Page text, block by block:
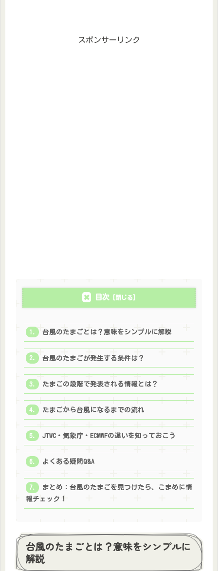
スポンサーリンク
目次
台風のたまごとは？意味をシンプルに解説
台風のたまごが発生する条件は？
たまごの段階で発表される情報とは？
たまごから台風になるまでの流れ
JTWC・気象庁・ECMWFの違いを知っておこう
よくある疑問Q&A
まとめ：台風のたまごを見つけたら、こまめに情
報チェック！
台風のたまごとは？意味をシンプルに
解説